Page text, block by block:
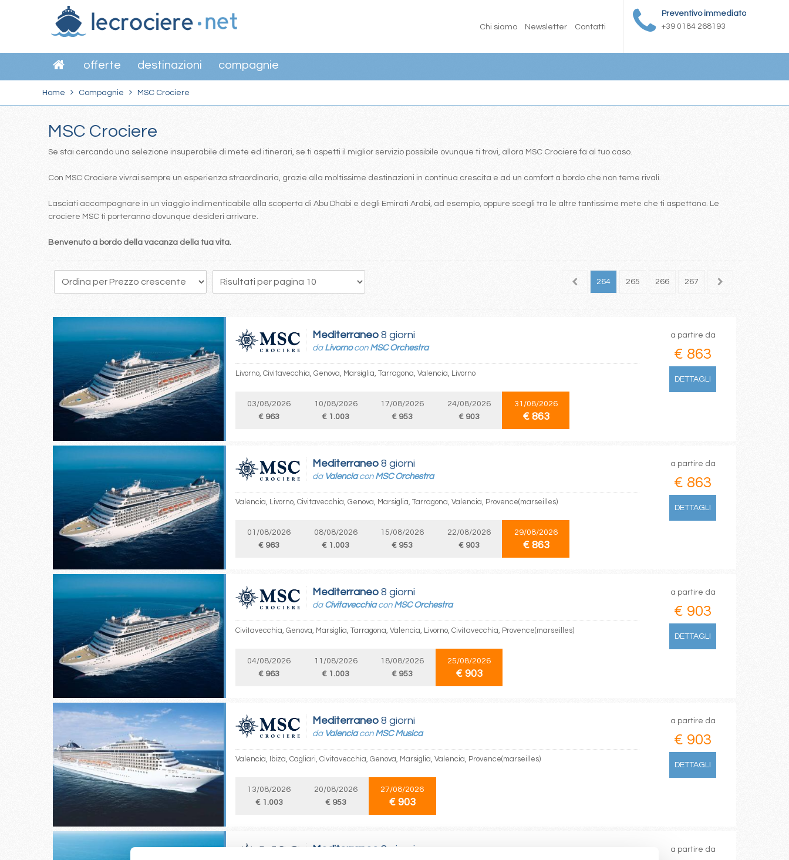
Preventivo immediato
+39 0184 268193
Chi siamo Newsletter Contatti
offerte destinazioni compagnie
Home Compagnie MSC Crociere
MSC Crociere
Se stai cercando una selezione insuperabile di mete ed itinerari, se ti aspetti il miglior servizio possibile ovunque ti trovi, allora MSC Crociere fa al tuo caso.
Con MSC Crociere vivrai sempre un esperienza straordinaria, grazie alla moltissime destinazioni in continua crescita e ad un comfort a bordo che non teme rivali.
Lasciati accompagnare in un viaggio indimenticabile alla scoperta di Abu Dhabi e degli Emirati Arabi, ad esempio, oppure scegli tra le altre tantissime mete che ti aspettano. Le
crociere MSC ti porteranno dovunque desideri arrivare.
Benvenuto a bordo della vacanza della tua vita.
246 247 248 249 250 251 252 253 254 256 263 264 265 266 267 268
Mediterraneo 8 giorni
da Livornocon MSC Orchestra
Livorno, Civitavecchia, Genova, Marsiglia, Tarragona, Valencia, Livorno
03/08/2026
€ 963
10/08/2026
€ 1.003
17/08/2026
€ 953
24/08/2026
€ 903
31/08/2026
€ 863
a partire da
€ 863
DETTAGLI
Mediterraneo 8 giorni
da Valenciacon MSC Orchestra
Valencia, Livorno, Civitavecchia, Genova, Marsiglia, Tarragona, Valencia, Provence(marseilles)
01/08/2026
€ 963
08/08/2026
€ 1.003
15/08/2026
€ 953
22/08/2026
€ 903
29/08/2026
€ 863
a partire da
€ 863
DETTAGLI
Mediterraneo 8 giorni
da Civitavecchiacon MSC Orchestra
Civitavecchia, Genova, Marsiglia, Tarragona, Valencia, Livorno, Civitavecchia, Provence(marseilles)
04/08/2026
€ 963
11/08/2026
€ 1.003
18/08/2026
€ 953
25/08/2026
€ 903
a partire da
€ 903
DETTAGLI
Mediterraneo 8 giorni
da Valenciacon MSC Musica
Valencia, Ibiza, Cagliari, Civitavecchia, Genova, Marsiglia, Valencia, Provence(marseilles)
13/08/2026
€ 1.003
20/08/2026
€ 953
27/08/2026
€ 903
a partire da
€ 903
DETTAGLI
Mediterraneo 8 giorni a partire da